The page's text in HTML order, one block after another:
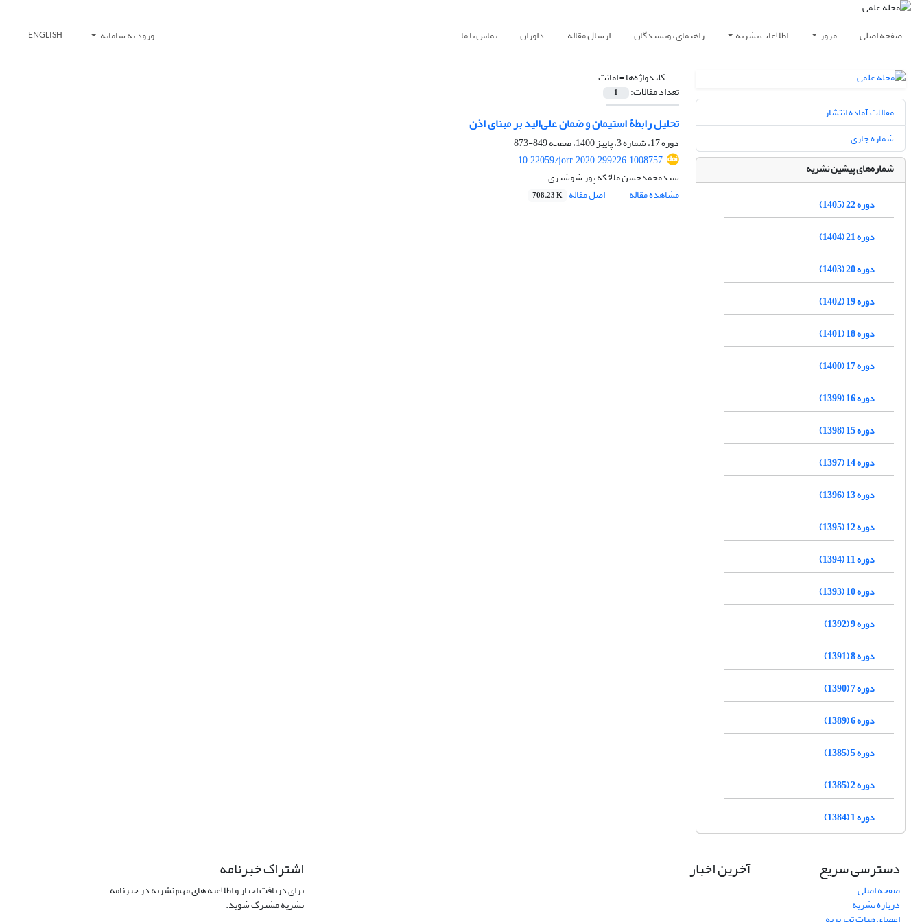
صفحه اصلی مرور اطلاعات نشریه راهنمای نویسندگان ارسال مقاله داوران تماس با ما ورود به سامانه ENGLISH
کلیدواژه‌ها =امانت
تعداد مقالات: 1
تحلیل رابطۀ استیمان و ضمان علی‌الید بر مبنای اذن
دوره 17، شماره 3، پاییز 1400، صفحه
849-873
10.22059/jorr.2020.299226.1008757
سیدمحمدحسن ملائکه پور شوشتری
مشاهده مقاله
اصل مقاله 708.23 K
مقالات آماده انتشار
شماره جاری
شماره‌های پیشین نشریه
دوره 22 (1405)
دوره 21 (1404)
دوره 20 (1403)
دوره 19 (1402)
دوره 18 (1401)
دوره 17 (1400)
دوره 16 (1399)
دوره 15 (1398)
دوره 14 (1397)
دوره 13 (1396)
دوره 12 (1395)
دوره 11 (1394)
دوره 10 (1393)
دوره 9 (1392)
دوره 8 (1391)
دوره 7 (1390)
دوره 6 (1389)
دوره 5 (1385)
دوره 2 (1385)
دوره 1 (1384)
دسترسی سریع
صفحه اصلی
درباره نشریه
آخرین اخبار اشتراک خبرنامه
برای دریافت اخبار و اطلاعیه های مهم نشریه در خبرنامه
نشریه مشترک شوید.